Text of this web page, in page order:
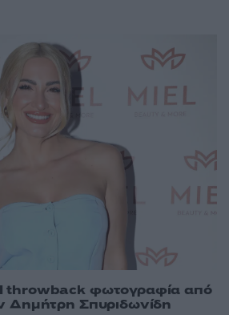
throwback φωτογραφία από
Δημήτρη Σπυριδωνίδη